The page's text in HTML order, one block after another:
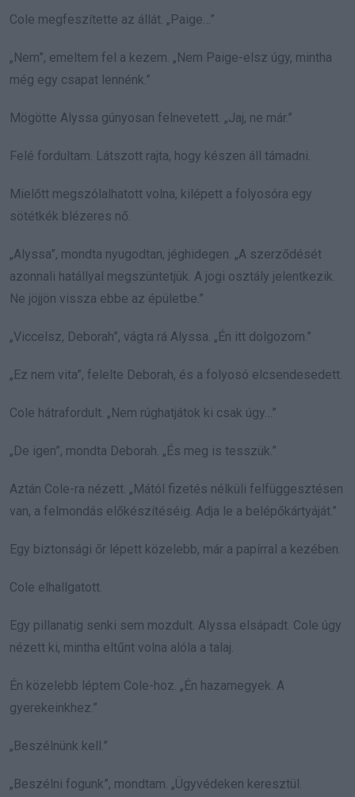
Cole megfeszítette az állát. „Paige…”
„Nem”, emeltem fel a kezem. „Nem Paige-elsz úgy, mintha
még egy csapat lennénk.”
Mögötte Alyssa gúnyosan felnevetett. „Jaj, ne már.”
Felé fordultam. Látszott rajta, hogy készen áll támadni.
Mielőtt megszólalhatott volna, kilépett a folyosóra egy
sötétkék blézeres nő.
„Alyssa”, mondta nyugodtan, jéghidegen. „A szerződését
azonnali hatállyal megszüntetjük. A jogi osztály jelentkezik.
Ne jöjjön vissza ebbe az épületbe.”
„Viccelsz, Deborah”, vágta rá Alyssa. „Én itt dolgozom.”
„Ez nem vita”, felelte Deborah, és a folyosó elcsendesedett.
Cole hátrafordult. „Nem rúghatjátok ki csak úgy…”
„De igen”, mondta Deborah. „És meg is tesszük.”
Aztán Cole-ra nézett. „Mától fizetés nélküli felfüggesztésen
van, a felmondás előkészítéséig. Adja le a belépőkártyáját.”
Egy biztonsági őr lépett közelebb, már a papírral a kezében.
Cole elhallgatott.
Egy pillanatig senki sem mozdult. Alyssa elsápadt. Cole úgy
nézett ki, mintha eltűnt volna alóla a talaj.
Én közelebb léptem Cole-hoz. „Én hazamegyek. A
gyerekeinkhez.”
„Beszélnünk kell.”
„Beszélni fogunk”, mondtam. „Ügyvédeken keresztül.